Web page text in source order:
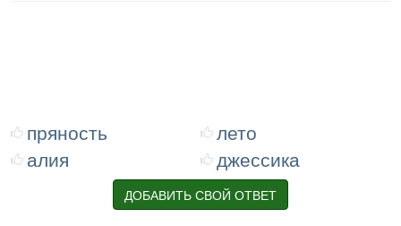
пряность
лето
алия
джессика
ДОБАВИТЬ СВОЙ ОТВЕТ